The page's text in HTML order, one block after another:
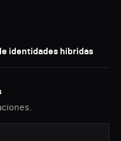
identidades híbridas